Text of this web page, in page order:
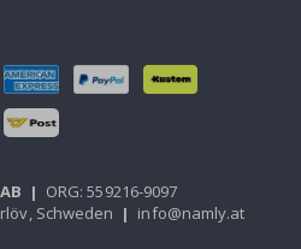
| ORG: 559216-9097
Schweden | info@namly.at